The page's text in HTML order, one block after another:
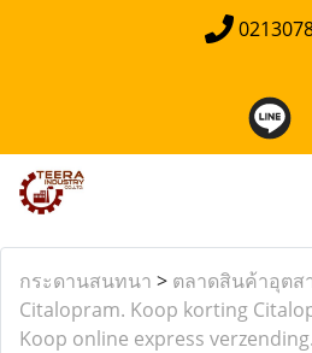
กระดานสนทนา > ตลาดสินค้าอุตส
Citalopram. Koop korting
Koop online express